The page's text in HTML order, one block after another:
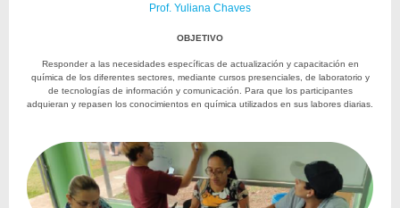
Prof. Yuliana Chaves
OBJETIVO
Responder a las necesidades específicas de actualización y capacitación en
química de los diferentes sectores, mediante cursos presenciales, de laboratorio y
de tecnologías de información y comunicación. Para que los participantes
adquieran y repasen los conocimientos en química utilizados en sus labores diarias.